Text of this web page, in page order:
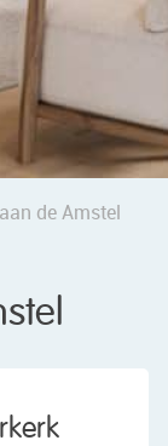
de Amstel